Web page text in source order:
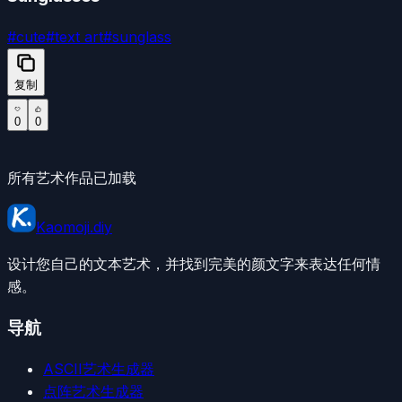
#cute#text art#sunglass
复制
0 0
所有艺术作品已加载
Kaomoji.diy
设计您自己的文本艺术，并找到完美的颜文字来表达任何情
感。
导航
ASCII艺术生成器
点阵艺术生成器